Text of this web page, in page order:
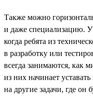
Также можно
и даже специализацию. У
когда ребята из
в разработку или
всегда занимаются, как
из них начинает
на другие задачи, где он